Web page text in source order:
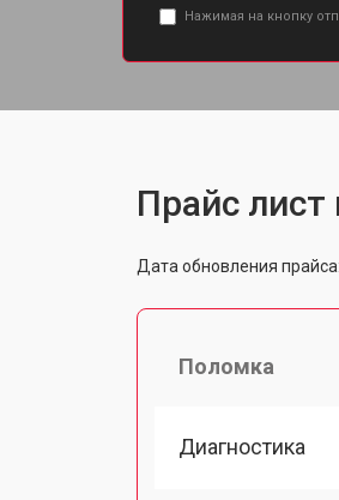
Нажимая на кнопку
Прайс лист
Дата обновления
Поломка
Диагностика